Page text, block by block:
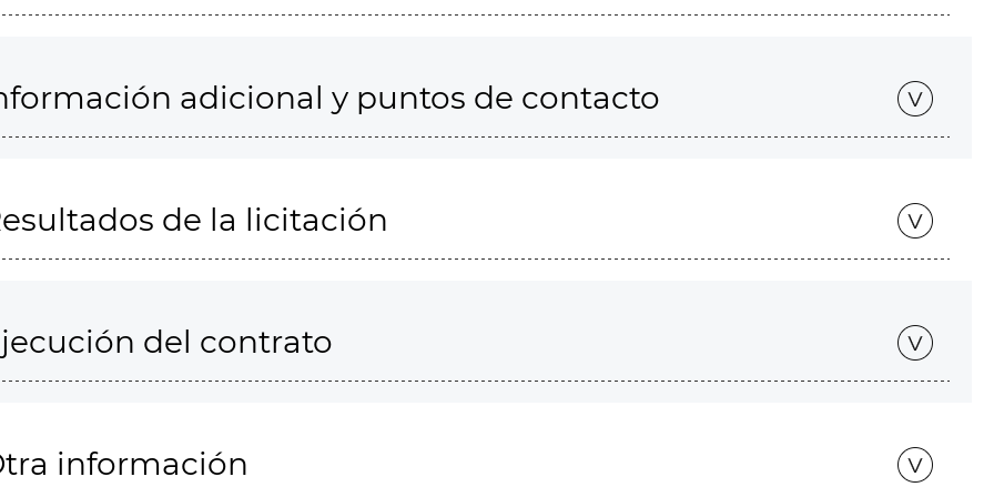
adicional y puntos de contacto
de la licitación
del contrato
información